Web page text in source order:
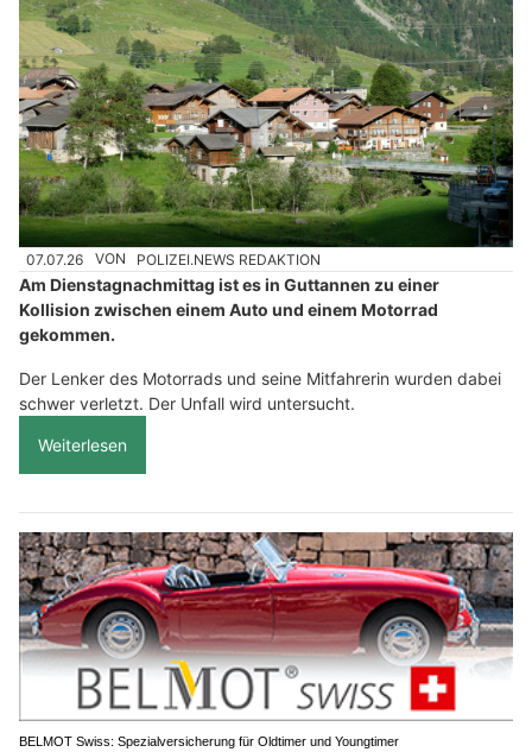
07.07.26 VON POLIZEI.NEWS REDAKTION
Am Dienstagnachmittag ist es in Guttannen zu einer
Kollision zwischen einem Auto und einem Motorrad
gekommen.
Der Lenker des Motorrads und seine Mitfahrerin wurden dabei
schwer verletzt. Der Unfall wird untersucht.
Weiterlesen
BELMOT Swiss: Spezialversicherung für Oldtimer und Youngtimer